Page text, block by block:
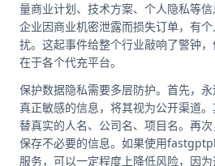
量商业计划、技术方案、个人隐私等
企业因商业机密泄露而损失订单，有
扰。这起事件给整个行业敲响了警钟
在于各个代充平台。
保护数据隐私需要多层防护。首先，
真正敏感的信息，将其视为公开渠道
替真实的人名、公司名、项目名。再
保存不必要的信息。如果使用
服务，可以一定程度上降低风险，因